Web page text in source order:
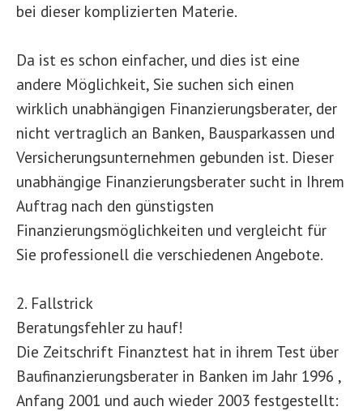
bei dieser komplizierten Materie.
Da ist es schon einfacher, und dies ist eine
andere Möglichkeit, Sie suchen sich einen
wirklich unabhängigen Finanzierungsberater, der
nicht vertraglich an Banken, Bausparkassen und
Versicherungsunternehmen gebunden ist. Dieser
unabhängige Finanzierungsberater sucht in Ihrem
Auftrag nach den günstigsten
Finanzierungsmöglichkeiten und vergleicht für
Sie professionell die verschiedenen Angebote.
2. Fallstrick
Beratungsfehler zu hauf!
Die Zeitschrift Finanztest hat in ihrem Test über
Baufinanzierungsberater in Banken im Jahr 1996 ,
Anfang 2001 und auch wieder 2003 festgestellt: